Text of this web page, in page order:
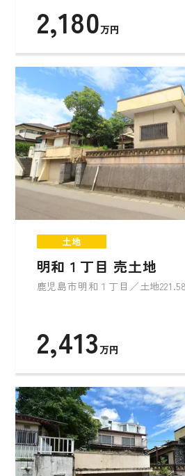
2,180万円
土地
明和１丁目 売土地
鹿児島市明和１丁目／土地
2,413万円